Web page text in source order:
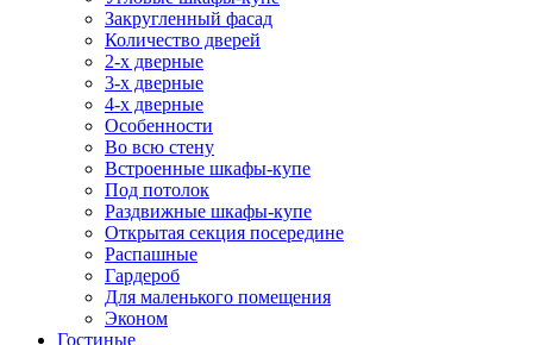
Закругленный фасад
Количество дверей
2-х дверные
3-х дверные
4-х дверные
Особенности
Во всю стену
Встроенные шкафы-купе
Под потолок
Раздвижные шкафы-купе
Открытая секция посередине
Распашные
Гардероб
Для маленького помещения
Эконом
Гостиные